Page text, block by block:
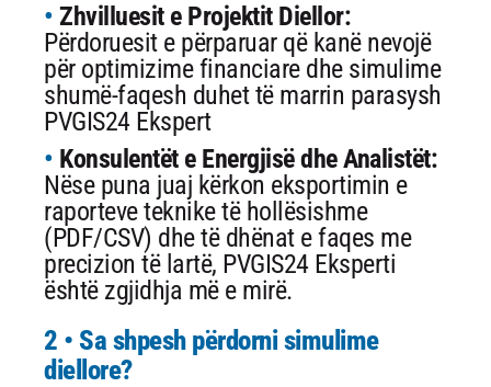
Zhvilluesit e Projektit Diellor:
Përdoruesit e përparuar që kanë nevojë
për optimizime financiare dhe simulime
shumë-faqesh duhet të marrin parasysh
PVGIS24 Ekspert
Konsulentët e Energjisë dhe Analistët:
Nëse puna juaj kërkon eksportimin e
raporteve teknike të hollësishme
(PDF/CSV) dhe të dhënat e faqes me
precizion të lartë, PVGIS24 Eksperti
është zgjidhja më e mirë.
2 • Sa shpesh përdorni simulime
diellore?